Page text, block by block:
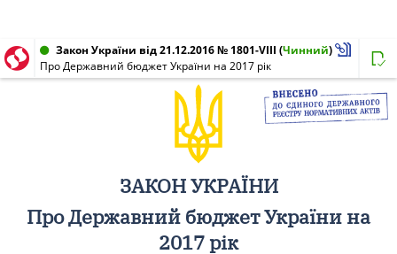
Закон України від 21.12.2016 № 1801-VIII (Чинний)
Про Державний бюджет України на 2017 рік